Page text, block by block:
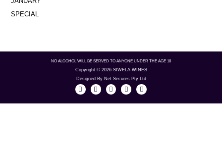
NO ALCOHOL WILL BE SERVED TO ANYONE UNDER THE AGE 18
Copyright © 2026 SIWELA WINES
Designed By Net Secures Pty Ltd